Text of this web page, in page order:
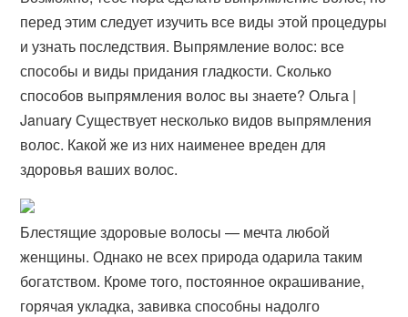
перед этим следует изучить все виды этой процедуры
и узнать последствия. Выпрямление волос: все
способы и виды придания гладкости. Сколько
способов выпрямления волос вы знаете? Ольга |
January Существует несколько видов выпрямления
волос. Какой же из них наименее вреден для
здоровья ваших волос.
Блестящие здоровые волосы — мечта любой
женщины. Однако не всех природа одарила таким
богатством. Кроме того, постоянное окрашивание,
горячая укладка, завивка способны надолго